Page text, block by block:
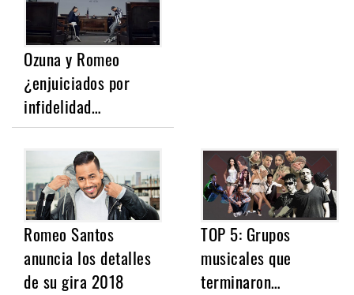
Ozuna y Romeo
¿enjuiciados por
infidelidad…
Romeo Santos
anuncia los detalles
de su gira 2018
TOP 5: Grupos
musicales que
terminaron…